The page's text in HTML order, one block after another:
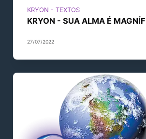
KRYON - TEXTOS
KRYON - SUA ALMA É
27/07/2022